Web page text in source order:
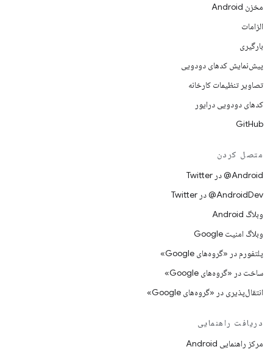
مخزن Android
الزامات
بارگیری
پیش‌نمایش کدهای دودویی
تصاویر تنظیمات کارخانه
کدهای دودویی درایور
GitHub
متصل کردن
Android@ در Twitter
AndroidDev@ در Twitter
وبلاگ Android
وبلاگ امنیت Google
پلتفورم در «گروه‌های Google»
ساخت در «گروه‌های Google»
انتقال‌پذیری در «گروه‌های Google»
دریافت راهنمایی
مرکز راهنمایی Android